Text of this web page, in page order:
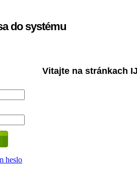
do systému
heslo
Vitajte na stránkach